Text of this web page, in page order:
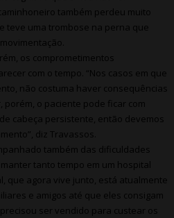
também perdeu muito
teve uma trombose na perna que
os comprometimentos
com o tempo. “Nos casos em que
não costuma haver consequências
porém, o paciente pode ficar com
cabeça persistente, então devemos
diz Travassos.
também das dificuldades
tanto tempo em um hospital
que agora vive junto, está atualmente
e amigos até que eles consigam
ser vendido para custear os